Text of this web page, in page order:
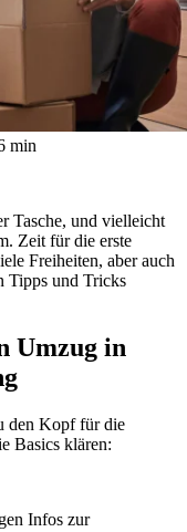
min
Tasche, und vielleicht
Zeit für die erste
Freiheiten, aber auch
Tipps und Tricks
Umzug in
den Kopf für die
Basics klären:
Infos zur